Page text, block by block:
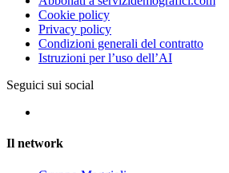
Cookie policy
Privacy policy
Condizioni generali del contratto
Istruzioni per l’uso dell’AI
Seguici sui social
Il network